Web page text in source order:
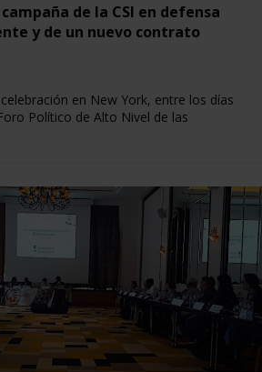
de la CSI en defensa
y de un nuevo contrato
en New York, entre los días
Político de Alto Nivel de las